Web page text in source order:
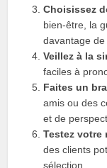
Choisissez
bien-être, la
davantage de
Veillez à la
faciles à
Faites un
amis ou des
et de
Testez votre
des clients
sélection.